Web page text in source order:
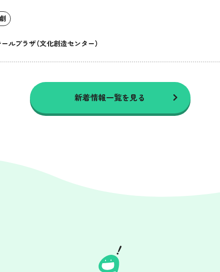
ルプラザ（文化創造センター）
新着情報一覧を見る